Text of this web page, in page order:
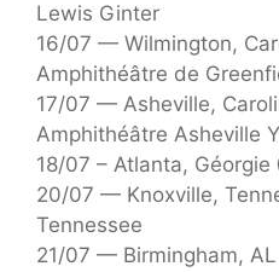
Lewis Ginter
16/07 — Wilmington,
Amphithéâtre de
17/07 — Asheville,
Amphithéâtre Asheville
18/07 – Atlanta, Géorgie
20/07 — Knoxville,
Tennessee
21/07 — Birmingham,